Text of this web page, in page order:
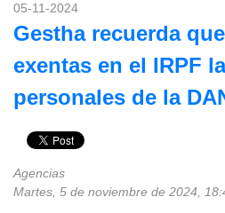
05-11-2024
Gestha recuerda
exentas en el IRPF
personales de la
Agencias
Martes, 5 de noviembre de 2024,